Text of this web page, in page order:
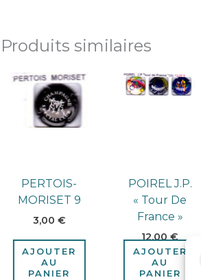
Produits similaires
PERTOIS-
MORISET 9
3,00 €
AJOUTER
AU
PANIER
POIREL J.P.
« Tour De
France »
12,00€
AJOUTER
AU
PANIER